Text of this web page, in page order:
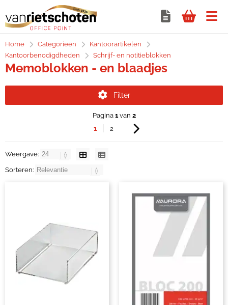
Home Categorieën
Kantoorartikelen
Kantoorbenodigdheden
Schrijf- en notitieblokken
Memoblokken - en blaadjes
Filter
Pagina 1van 2
1 2
Weergave:
Sorteren: